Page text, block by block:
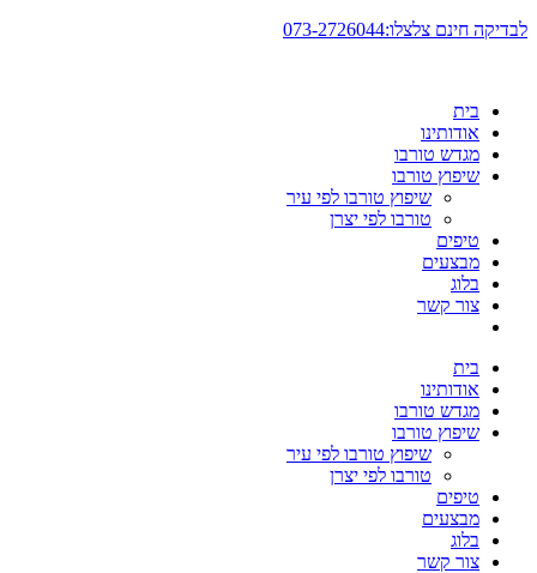
דלג
לבדיקה חינם צלצלו:073-2726044
בית
אודותינו
מגדש טורבו
שיפוץ טורבו
שיפוץ טורבו לפי עיר
טורבו לפי יצרן
טיפים
מבצעים
בלוג
צור קשר
בית
אודותינו
מגדש טורבו
שיפוץ טורבו
שיפוץ טורבו לפי עיר
טורבו לפי יצרן
טיפים
מבצעים
בלוג
צור קשר